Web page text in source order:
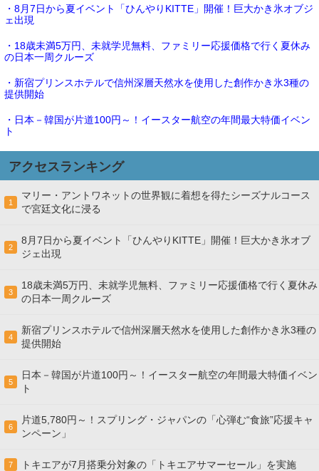
・8月7日から夏イベント「ひんやりKITTE」開催！巨大かき氷オブジ
ェ出現
・18歳未満5万円、未就学児無料、ファミリー応援価格で行く夏休み
の日本一周クルーズ
・新宿プリンスホテルで信州深層天然水を使用した創作かき氷3種の
提供開始
・日本－韓国が片道100円～！イースター航空の年間最大特価イベン
ト
アクセスランキング
1
マリー・アントワネットの世界観に着想を得たシーズナルコース
で宮廷文化に浸る
2
8月7日から夏イベント「ひんやりKITTE」開催！巨大かき氷オブ
ジェ出現
3
18歳未満5万円、未就学児無料、ファミリー応援価格で行く夏休み
の日本一周クルーズ
4
新宿プリンスホテルで信州深層天然水を使用した創作かき氷3種の
提供開始
5
日本－韓国が片道100円～！イースター航空の年間最大特価イベン
ト
6
片道5,780円～！スプリング・ジャパンの「心弾む“食旅”応援キャ
ンペーン」
7 トキエアが7月搭乗分対象の「トキエアサマーセール」を実施